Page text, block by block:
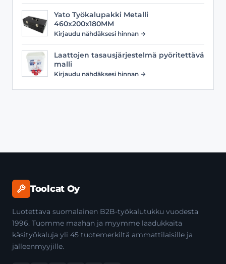
Yato Työkalupakki Metalli
460x200x180MM
Kirjaudu nähdäksesi hinnan →
Laattojen tasausjärjestelmä pyöritettävä
malli
Kirjaudu nähdäksesi hinnan →
Toolcat Oy
Luotettava suomalainen B2B-työkalutukku vuodesta
1996. Tuomme maahan ja myymme laadukkaita
käsityökaluja yli 45 tuotemerkiltä ammattilaisille ja
jälleenmyyjille.